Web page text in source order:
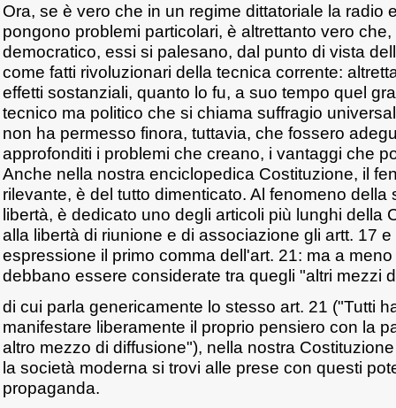
Ora, se è vero che in un regime dittatoriale la radio
pongono problemi particolari, è altrettanto vero
democratico, essi si palesano, dal punto di vista
come fatti rivoluzionari della tecnica corrente:
effetti sostanziali, quanto lo fu, a suo tempo quel
tecnico ma politico che si chiama suffragio
non ha permesso finora, tuttavia, che fossero
approfonditi i problemi che creano, i vantaggi che
Anche nella nostra enciclopedica Costituzione, il
rilevante, è del tutto dimenticato. Al fenomeno della
libertà, è dedicato uno degli articoli più lunghi della
alla libertà di riunione e di associazione gli artt. 17
espressione il primo comma dell'art. 21: ma a
debbano essere considerate tra quegli "altri mezzi
di cui parla genericamente lo stesso art. 21 ("Tutti
manifestare liberamente il proprio pensiero con la
altro mezzo di diffusione"), nella nostra
la società moderna si trovi alle prese con questi
propaganda.